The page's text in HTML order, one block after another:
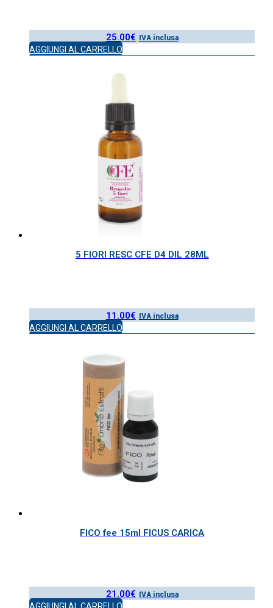
25.00€ IVA inclusa
AGGIUNGI AL CARRELLO
5 FIORI RESC CFE D4 DIL 28ML
11.00€ IVA inclusa
AGGIUNGI AL CARRELLO
FICO fee 15ml FICUS CARICA
21.00€ IVA inclusa
AGGIUNGI AL CARRELLO